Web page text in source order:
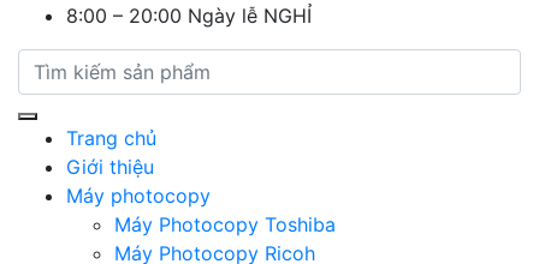
8:00 – 20:00 Ngày lễ NGHỈ
Trang chủ
Giới thiệu
Máy photocopy
Máy Photocopy Toshiba
Máy Photocopy Ricoh